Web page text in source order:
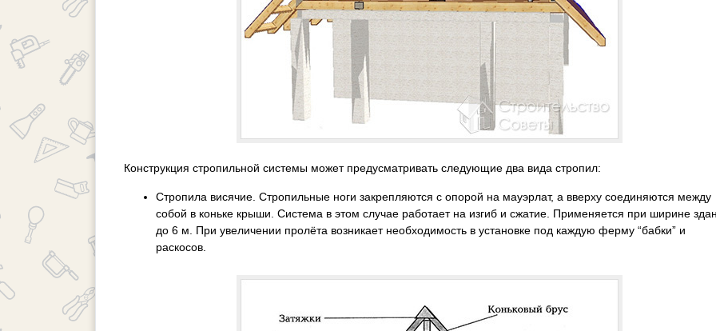
Конструкция стропильной системы может предусматривать следующие два вида стропил:
Стропила висячие. Стропильные ноги закрепляются с опорой на мауэрлат, а вверху соединяются между
собой в коньке крыши. Система в этом случае работает на изгиб и сжатие. Применяется при ширине
до 6 м. При увеличении пролёта возникает необходимость в установке под каждую ферму “бабки” и
раскосов.